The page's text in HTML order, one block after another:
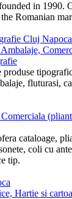
in 1990.
Romanian
Cluj Napoca
produse
fluturasi,
cataloage,
coli cu
tip.
Hartie si